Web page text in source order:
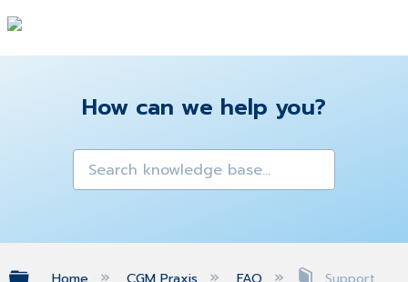
How can we help you?